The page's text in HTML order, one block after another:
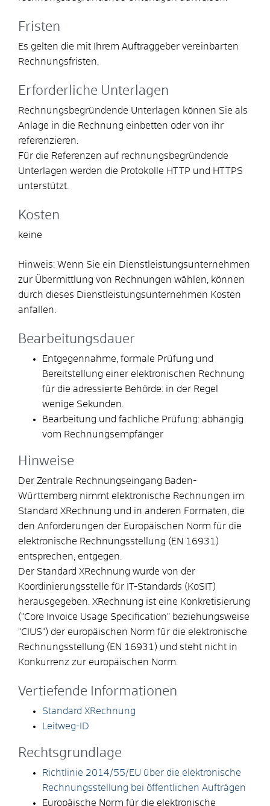
Fristen
Es gelten die mit Ihrem Auftraggeber vereinbarten
Rechnungsfristen.
Erforderliche Unterlagen
Rechnungsbegründende Unterlagen können Sie als
Anlage in die Rechnung einbetten oder von ihr
referenzieren.
Für die Referenzen auf rechnungsbegründende
Unterlagen werden die Protokolle HTTP und HTTPS
unterstützt.
Kosten
keine
Hinweis: Wenn Sie ein Dienstleistungsunternehmen
zur Übermittlung von Rechnungen wählen, können
durch dieses Dienstleistungsunternehmen Kosten
anfallen.
Bearbeitungsdauer
Entgegennahme, formale Prüfung und
Bereitstellung einer elektronischen Rechnung
für die adressierte Behörde: in der Regel
wenige Sekunden.
Bearbeitung und fachliche Prüfung: abhängig
vom Rechnungsempfänger
Hinweise
Der Zentrale Rechnungseingang Baden-
Württemberg nimmt elektronische Rechnungen im
Standard XRechnung und in anderen Formaten, die
den Anforderungen der Europäischen Norm für die
elektronische Rechnungsstellung (EN 16931)
entsprechen, entgegen.
Der Standard XRechnung wurde von der
Koordinierungsstelle für IT-Standards (KoSIT)
herausgegeben. XRechnung ist eine Konkretisierung
("Core Invoice Usage Specification" beziehungsweise
"CIUS") der europäischen Norm für die elektronische
Rechnungsstellung (EN 16931) und steht nicht in
Konkurrenz zur europäischen Norm.
Vertiefende Informationen
Standard XRechnung
Leitweg-ID
Rechtsgrundlage
Richtlinie 2014/55/EU über die elektronische
Rechnungsstellung bei öffentlichen Aufträgen
Europäische Norm für die elektronische